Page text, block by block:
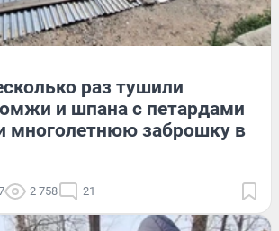
раз тушили
и шпана с петардами
многолетнюю заброшку в
2 758 21